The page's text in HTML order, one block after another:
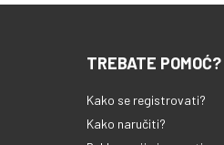
TREBATE POMOĆ?
Kako se registrovati?
Kako naručiti?